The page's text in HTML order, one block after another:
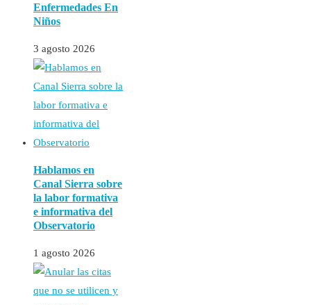
Enfermedades En
Niños
3 agosto 2026
Hablamos en
Canal Sierra sobre
la labor formativa
e informativa del
Observatorio
1 agosto 2026